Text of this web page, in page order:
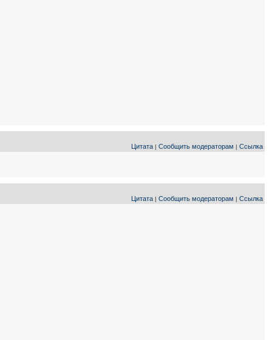
Цитата | Сообщить модераторам | Ссылка
Цитата | Сообщить модераторам | Ссылка